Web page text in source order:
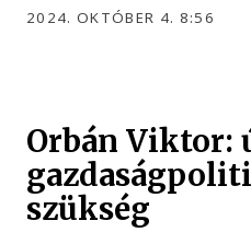
2024. OKTÓBER 4. 8:56
Orbán Viktor:
szükség